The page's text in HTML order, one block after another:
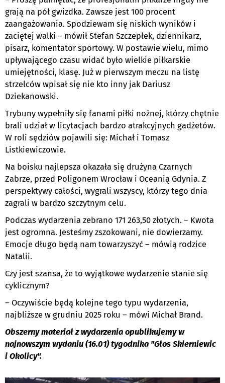
grają na pół gwizdka. Zawsze jest 100 procent
zaangażowania. Spodziewam się niskich wyników i
zaciętej walki – mówił Stefan Szczepłek, dziennikarz,
pisarz, komentator sportowy. W postawie wielu, mimo
upływającego czasu widać było wielkie piłkarskie
umiejętności, klasę. Już w pierwszym meczu na listę
strzelców wpisał się nie kto inny jak Dariusz
Dziekanowski.
Trybuny wypełniły się fanami piłki nożnej, którzy chętnie
brali udział w licytacjach bardzo atrakcyjnych gadżetów.
W roli sędziów pojawili się: Michał i Tomasz
Listkiewiczowie.
Na boisku najlepsza okazała się drużyna Czarnych
Zabrze, przed Poligonem Wrocław i Oceanią Gdynia. Z
perspektywy całości, wygrali wszyscy, którzy tego dnia
zagrali w bardzo szczytnym celu.
Podczas wydarzenia zebrano 171 263,50 złotych. – Kwota
jest ogromna. Jesteśmy zszokowani, nie dowierzamy.
Emocje długo będą nam towarzyszyć – mówią rodzice
Natalii.
Czy jest szansa, że to wyjątkowe wydarzenie stanie się
cyklicznym?
– Oczywiście będą kolejne tego typu wydarzenia,
najbliższe w grudniu 2025 roku – mówi Michał Brand.
Obszerny materiał z wydarzenia opublikujemy w
najnowszym wydaniu (16.01) tygodnika "Głos Skierniewic
i Okolicy".